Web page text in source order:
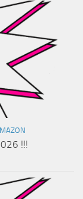
!!!